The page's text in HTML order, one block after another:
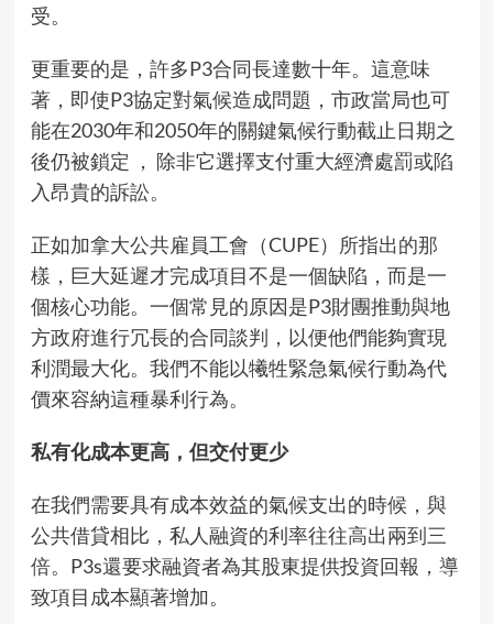
受。
更重要的是，許多P3合同長達數十年。這意味
著，即使P3協定對氣候造成問題，市政當局也可
能在2030年和2050年的關鍵氣候行動截止日期之
後仍被鎖定 ， 除非它選擇支付重大經濟處罰或陷
入昂貴的訴訟。
正如加拿大公共雇員工會（CUPE） 所指出的那
樣 ，巨大延遲才完成項目不是一個缺陷，而是一
個核心功能。一個常見的原因是P3財團推動與地
方政府進行冗長的合同談判，以便他們能夠實現
利潤最大化。我們不能以犧牲緊急氣候行動為代
價來容納這種暴利行為。
私有化成本更高，但交付更少
在我們需要具有成本效益的氣候支出的時候，與
公共借貸相比，私人融資的利率往往高出兩到三
倍。P3s還要求融資者為其股東提供投資回報，導
致項目成本顯著增加。